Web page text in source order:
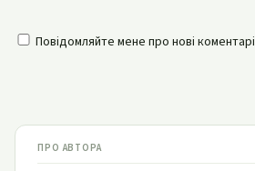
Повідомляйте мене про нові коментарі
ПРО АВТОРА